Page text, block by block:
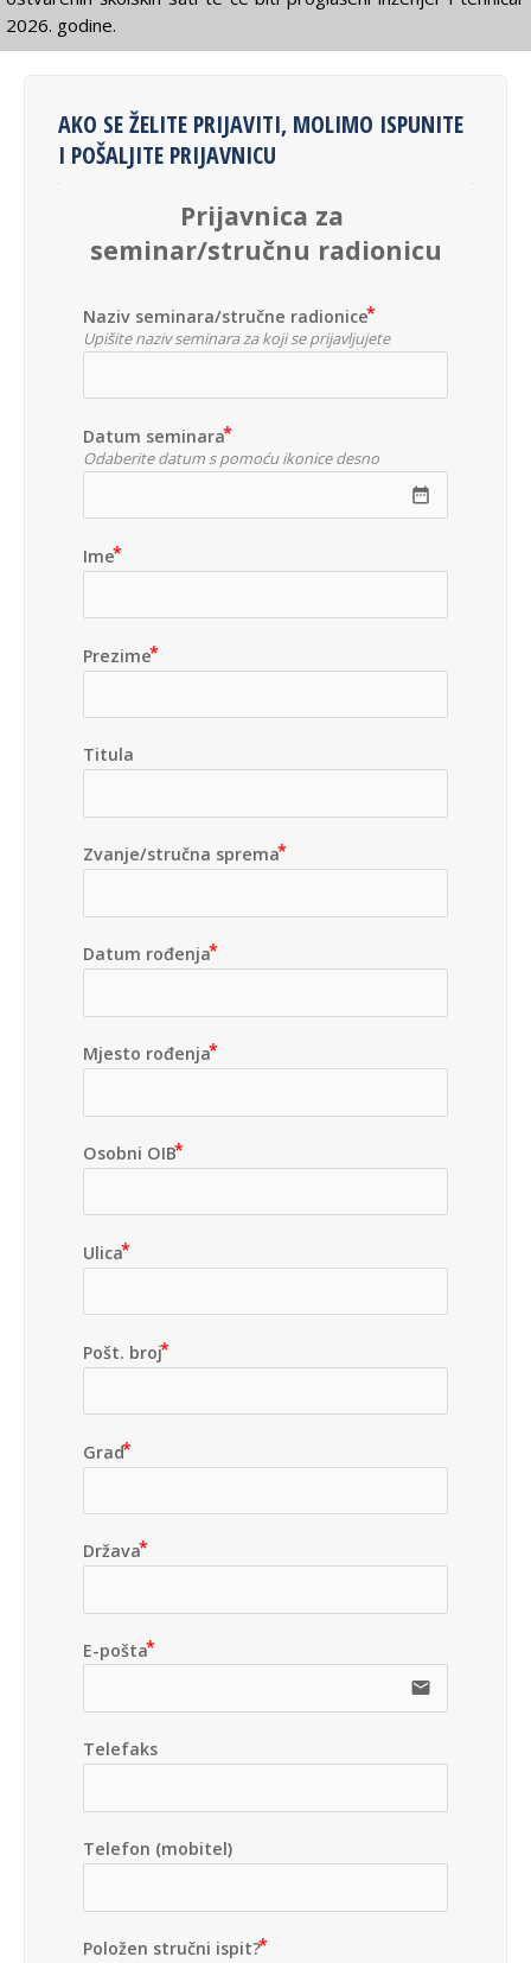
2026. godine.
AKO SE ŽELITE PRIJAVITI, MOLIMO ISPUNITE
I POŠALJITE PRIJAVNICU
Prijavnica za
seminar/stručnu radionicu
Naziv seminara/stručne radionice
Upišite naziv seminara za koji se prijavljujete
Datum seminara
Odaberite datum s pomoću ikonice desno
date_range
Ime
Prezime
Titula
Zvanje/stručna sprema
Datum rođenja
Mjesto rođenja
Osobni OIB
Ulica
Pošt. broj
Grad
Država
E-pošta
email
Telefaks
Telefon (mobitel)
Položen stručni ispit?